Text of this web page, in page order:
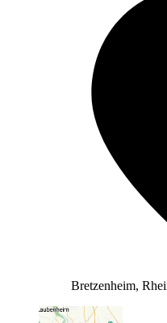
Bretzenheim,